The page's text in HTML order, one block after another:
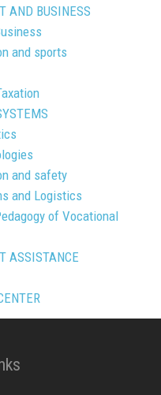
AND BUSINESS
and sports
and safety
and Logistics
of Vocational
ASSISTANCE